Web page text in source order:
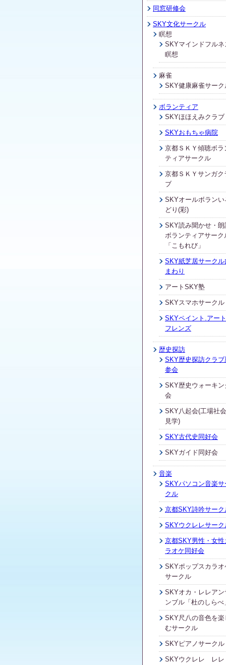
同窓研修会
SKY文化サークル
瞑想
SKYマインドフルネ
瞑想
麻雀
SKY健康麻雀サーク
ボランティア
SKYほほえみクラブ
SKYおもちゃ病院
京都ＳＫＹ傾聴ボラ
ティアサークル
京都ＳＫＹサンガク
ブ
SKYオールボランい
どり(彩)
SKY読み聞かせ・朗
ボランティアサーク
「こもれび」
SKY紙芝居サークル
まわり
アートSKY塾
SKYスマホサークル
SKYペイント.アー
フレンズ
歴史探訪
SKY歴史探訪クラブ
参会
SKY歴史ウォーキン
会
SKY八起会(工場社会
見学)
SKY古代史同好会
SKYガイド同好会
音楽
SKYパソコン音楽サ
クル
京都SKY詩吟サーク
SKYウクレレサーク
京都SKY男性・女性
ラオケ同好会
SKYポップスカラオ
サークル
SKYオカ・レレアン
ンブル「杜のしらべ
SKY尺八の音色を楽
むサークル
SKYピアノサークル
SKYウクレレ レレ